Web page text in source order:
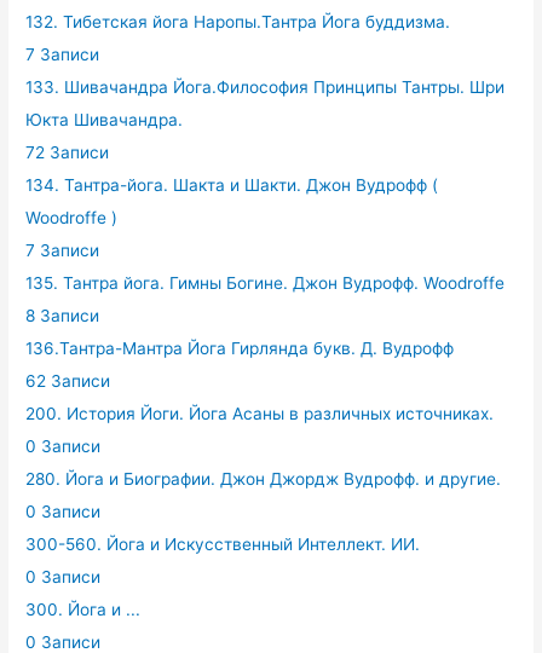
132. Тибетская йога Наропы.Тантра Йога буддизма.
7 Записи
133. Шивачандра Йога.Философия Принципы Тантры. Шри
Юкта Шивачандра.
72 Записи
134. Тантра-йога. Шакта и Шакти. Джон Вудрофф (
Woodroffe )
7 Записи
135. Тантра йога. Гимны Богине. Джон Вудрофф. Woodroffe
8 Записи
136.Тантра-Мантра Йога Гирлянда букв. Д. Вудрофф
62 Записи
200. История Йоги. Йога Асаны в различных источниках.
0 Записи
280. Йога и Биографии. Джон Джордж Вудрофф. и другие.
0 Записи
300-560. Йога и Искусственный Интеллект. ИИ.
0 Записи
300. Йога и ...
0 Записи